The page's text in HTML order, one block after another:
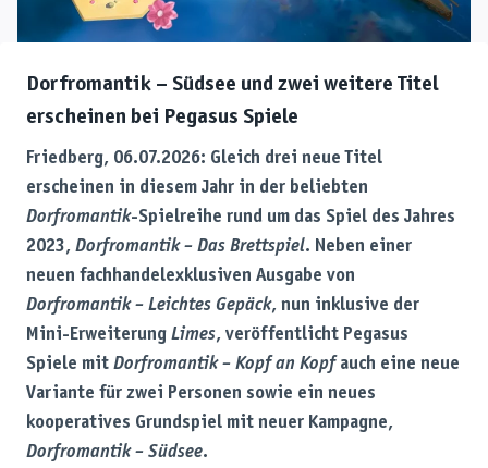
Dorfromantik – Südsee und zwei weitere Titel
erscheinen bei Pegasus Spiele
Friedberg, 06.07.2026: Gleich drei neue Titel
erscheinen in diesem Jahr in der beliebten
Dorfromantik-Spielreihe rund um das Spiel des Jahres
2023, Dorfromantik – Das Brettspiel. Neben einer
neuen fachhandelexklusiven Ausgabe von
Dorfromantik – Leichtes Gepäck, nun inklusive der
Mini-Erweiterung Limes, veröffentlicht Pegasus
Spiele mit Dorfromantik – Kopf an Kopfauch eine neue
Variante für zwei Personen sowie ein neues
kooperatives Grundspiel mit neuer Kampagne,
Dorfromantik – Südsee.